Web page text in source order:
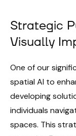
Strategic
Visually
One of our
spatial AI to
developing
individuals
spaces. This